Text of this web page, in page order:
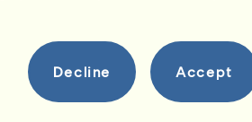
Decline Accept